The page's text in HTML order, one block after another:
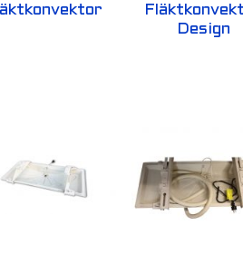
Design